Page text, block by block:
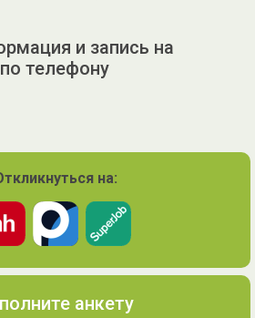
и запись на
телефону
на:
анкету